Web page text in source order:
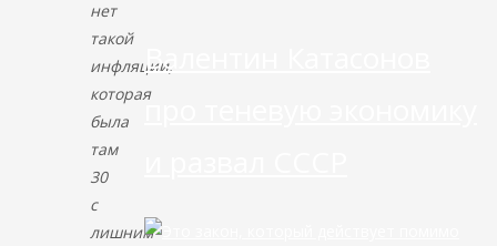
нет
такой
инфляции,
которая
была
там
30
с
лишним
Валентин Катасонов
про теневую экономику